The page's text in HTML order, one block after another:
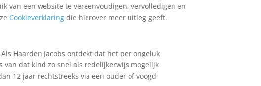
van een website te vereenvoudigen, vervolledigen en
Cookieverklaring die hierover meer uitleg geeft.
Haarden Jacobs ontdekt dat het per ongeluk
van dat kind zo snel als redelijkerwijs mogelijk
12 jaar rechtstreeks via een ouder of voogd